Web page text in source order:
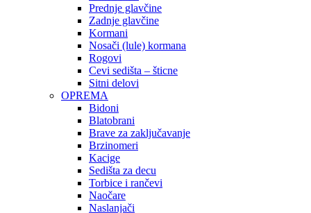
Prednje glavčine
Zadnje glavčine
Kormani
Nosači (lule) kormana
Rogovi
Cevi sedišta – šticne
Sitni delovi
OPREMA
Bidoni
Blatobrani
Brave za zaključavanje
Brzinomeri
Kacige
Sedišta za decu
Torbice i rančevi
Naočare
Naslanjači